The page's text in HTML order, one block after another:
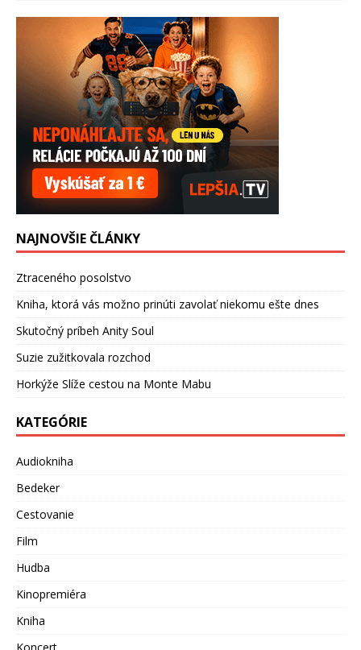
NAJNOVŠIE ČLÁNKY
Ztraceného posolstvo
Kniha, ktorá vás možno prinúti zavolať niekomu ešte dnes
Skutočný príbeh Anity Soul
Suzie zužitkovala rozchod
Horkýže Slíže cestou na Monte Mabu
KATEGÓRIE
Audiokniha
Bedeker
Cestovanie
Film
Hudba
Kinopremiéra
Kniha
Koncert